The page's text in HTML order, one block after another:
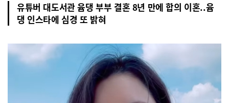
유튜버 대도서관 윰댕 부부 결혼 8년 만에 합의 이혼..윰
댕 인스타에 심경 또 밝혀